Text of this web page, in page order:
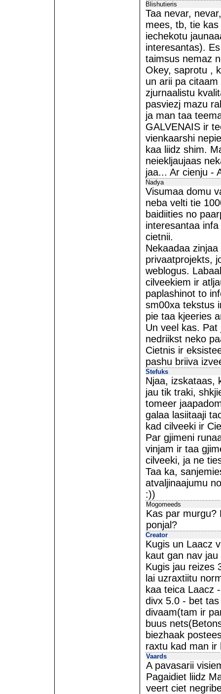
Blishutieris
Taa nevar,
mees, tb, tie
iechekotu
interesantas).
taimsus nemaz
Okey, saprotu ,
un arii pa
zjurnaalistu
pasviezj mazu
ja man taa
GALVENAIS ir
vienkaarshi
kaa liidz shim.
neiekljaujaas
jaa... Ar cienju -
Nadya
Visumaa domu
neba velti tie
baidiities no
interesantaa
cietnii.
Nekaadaa
privaatprojekts,
weblogus.
cilveekiem ir
paplashinot to
sm00xa tekstus
pie taa kjeeries
Un veel kas.
nedriikst neko
Cietnis ir
pashu briiva
Stefuks
Njaa, izskataas,
jau tik traki,
tomeer
galaa lasiitaaji
kad cilveeki ir
Par gjimeni
vinjam ir taa
cilveeki, ja ne
Taa ka,
atvaljinaajumu
:))
Mogomeeds
Kas par murgu?
ponjal?
Creator
Kugis un Laacz
kaut gan nav
Kugis jau reizes
lai uzraxtiitu
kaa teica Laacz
divx 5.0 - bet
divaam(tam ir
buus
biezhaak
raxtu kad man ir
Vaards
A pavasarii
Pagaidiet liidz
veert ciet